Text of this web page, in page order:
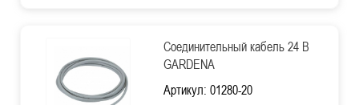
Соединительный кабель 24 В
GARDENA
Артикул: 01280-20